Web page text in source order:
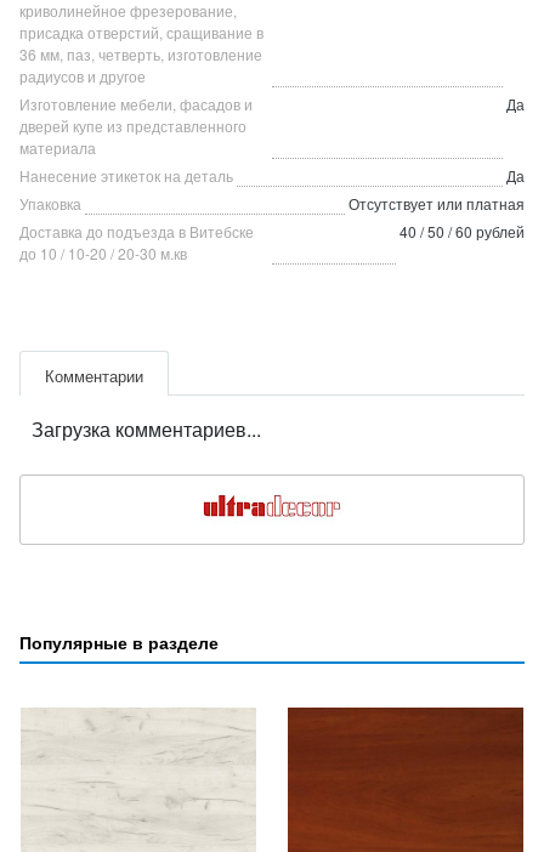
криволинейное фрезерование,
присадка отверстий, сращивание в
36 мм, паз, четверть, изготовление
радиусов и другое
Изготовление мебели, фасадов и
дверей купе из представленного
материала
Да
Нанесение этикеток на деталь
Да
Упаковка
Отсутствует или платная
Доставка до подъезда в Витебске
до 10 / 10-20 / 20-30 м.кв
40 / 50 / 60 рублей
Комментарии
Загрузка комментариев...
Популярные в разделе